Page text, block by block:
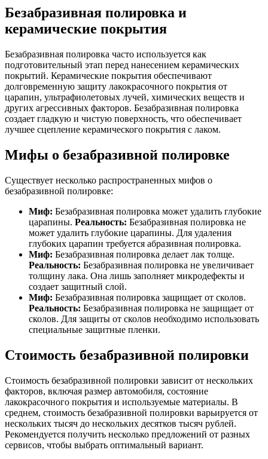
Безабразивная полировка и
керамические покрытия
Безабразивная полировка часто используется как
подготовительный этап перед нанесением керамических
покрытий. Керамические покрытия обеспечивают
долговременную защиту лакокрасочного покрытия от
царапин, ультрафиолетовых лучей, химических веществ и
других агрессивных факторов. Безабразивная полировка
создает гладкую и чистую поверхность, что обеспечивает
лучшее сцепление керамического покрытия с лаком.
Мифы о безабразивной полировке
Существует несколько распространенных мифов о
безабразивной полировке:
Миф: Безабразивная полировка может удалить глубокие
царапины. Реальность: Безабразивная полировка не
может удалить глубокие царапины. Для удаления
глубоких царапин требуется абразивная полировка.
Миф: Безабразивная полировка делает лак толще.
Реальность: Безабразивная полировка не увеличивает
толщину лака. Она лишь заполняет микродефекты и
создает защитный слой.
Миф: Безабразивная полировка защищает от сколов.
Реальность: Безабразивная полировка не защищает от
сколов. Для защиты от сколов необходимо использовать
специальные защитные пленки.
Стоимость безабразивной полировки
Стоимость безабразивной полировки зависит от нескольких
факторов, включая размер автомобиля, состояние
лакокрасочного покрытия и используемые материалы. В
среднем, стоимость безабразивной полировки варьируется от
нескольких тысяч до нескольких десятков тысяч рублей.
Рекомендуется получить несколько предложений от разных
сервисов, чтобы выбрать оптимальный вариант.